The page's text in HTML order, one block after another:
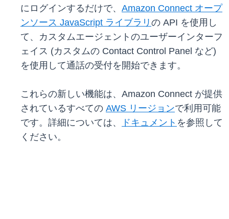
にログインするだけで、 Amazon Connect オープ
ンソース JavaScript ライブラリ の API を使用し
て、カスタムエージェントのユーザーインターフ
ェイス (カスタムの Contact Control Panel など)
を使用して通話の受付を開始できます。
これらの新しい機能は、Amazon Connect が提供
されているすべての AWS リージョンで利用可能
です。詳細については、
ドキュメント を参照して
ください。